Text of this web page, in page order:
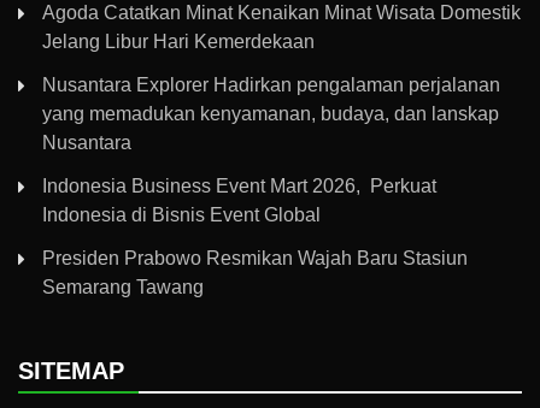
Agoda Catatkan Minat Kenaikan Minat Wisata Domestik
Jelang Libur Hari Kemerdekaan
Nusantara Explorer Hadirkan pengalaman perjalanan
yang memadukan kenyamanan, budaya, dan lanskap
Nusantara
Indonesia Business Event Mart 2026, Perkuat
Indonesia di Bisnis Event Global
Presiden Prabowo Resmikan Wajah Baru Stasiun
Semarang Tawang
SITEMAP